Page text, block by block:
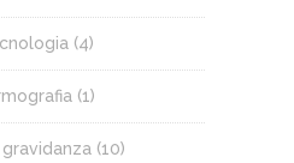
(4)
(1)
(10)